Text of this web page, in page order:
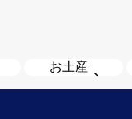
お土産